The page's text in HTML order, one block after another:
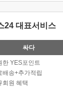
24 대표서비스
싸다
한 YES포인트
배송+추가적립
회원 혜택